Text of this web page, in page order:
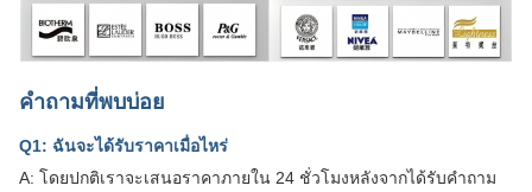
คำถามที่พบบ่อย
Q1: ฉันจะได้รับราคาเมื่อไหร่
A: โดยปกติเราจะเสนอราคาภายใน 24 ชั่วโมงหลังจากได้รับคำถาม